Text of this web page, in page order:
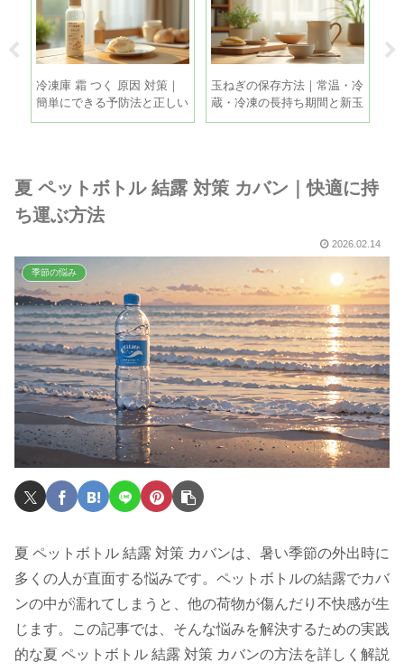
冷凍庫 霜 つく 原因 対策｜
簡単にできる予防法と正しい
霜取りの手順
玉ねぎの保存方法｜常温・冷
蔵・冷凍の長持ち期間と新玉
ねぎの違い
夏 ペットボトル 結露 対策 カバン｜快適に持
ち運ぶ方法
2026.02.14
季節の悩み
夏 ペットボトル 結露 対策 カバンは、暑い季節の外出時に
多くの人が直面する悩みです。ペットボトルの結露でカバ
ンの中が濡れてしまうと、他の荷物が傷んだり不快感が生
じます。この記事では、そんな悩みを解決するための実践
的な夏 ペットボトル 結露 対策 カバンの方法を詳しく解説